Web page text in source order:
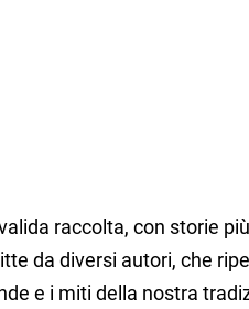
raccolta, con storie
da diversi autori, che
e i miti della nostra